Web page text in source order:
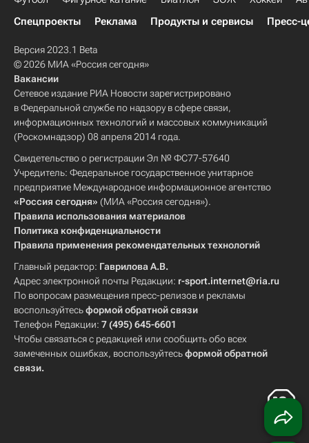
Спецпроекты
Реклама Продукты и сервисы Пресс-
Версия 2023.1 Beta
© 2026 МИА «Россия сегодня»
Вакансии
Сетевое издание РИА Новости зарегистрировано
в Федеральной службе по надзору в сфере связи,
информационных технологий и массовых коммуникаций
(Роскомнадзор) 08 апреля 2014 года.
Свидетельство о регистрации Эл № ФС77-57640
Учредитель: Федеральное государственное унитарное
предприятие Международное информационное агентство
«Россия сегодня» (МИА «Россия сегодня»).
Правила использования материалов
Политика конфиденциальности
Правила применения рекомендательных технологий
Главный редактор: Гаврилова А.В.
Адрес электронной почты Редакции: r-sport.internet@ria.ru
По вопросам размещения пресс-релизов и рекламы
воспользуйтесьформой обратной связи
Телефон Редакции: 7 (495) 645-6601
Чтобы связаться с редакцией или сообщить обо всех
замеченных ошибках, воспользуйтесьформой обратной
связи.